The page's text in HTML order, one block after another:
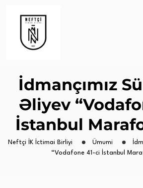
İdmançımız
Əliyev
İstanbul
Neftçi İK İctimai Birliyi Ümumi
“Vodafone 41-ci İstanbul